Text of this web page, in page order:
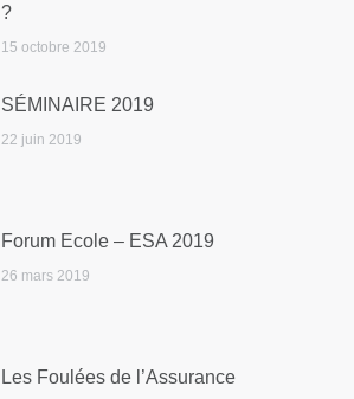
?
15 octobre 2019
SÉMINAIRE 2019
22 juin 2019
Forum Ecole – ESA 2019
26 mars 2019
Les Foulées de l’Assurance